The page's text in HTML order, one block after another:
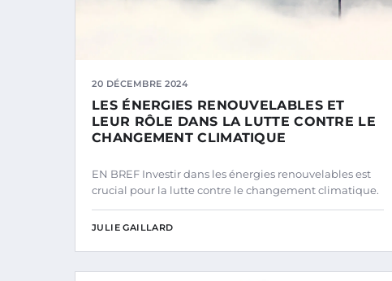
20 DÉCEMBRE 2024
LES ÉNERGIES RENOUVELABLES ET
LEUR RÔLE DANS LA LUTTE CONTRE LE
CHANGEMENT CLIMATIQUE
EN BREF Investir dans les énergies renouvelables est
crucial pour la lutte contre le changement climatique.
JULIE GAILLARD